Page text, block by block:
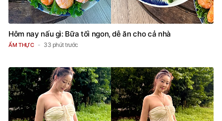
Hôm nay nấu gì: Bữa tối ngon, dễ ăn cho cả nhà
ẨM THỰC 33 phút trước